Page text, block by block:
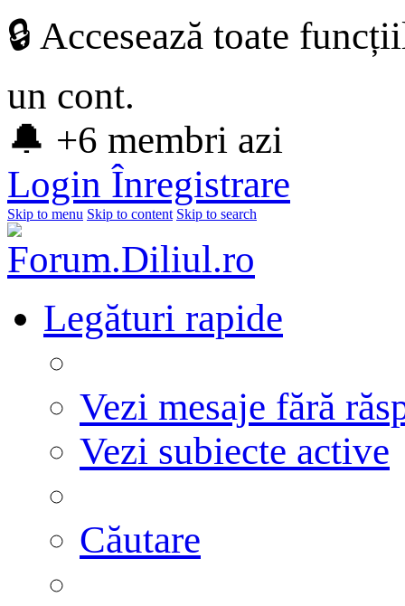
🔒 Accesează toate
un cont.
🔔 +6 membri azi
Login Înregistrare
Skip to menu Skip to content Skip to search
Legături rapide
Vezi mesaje fără
Vezi subiecte active
Căutare